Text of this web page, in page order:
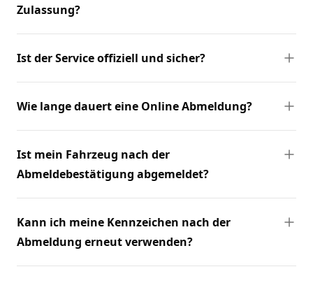
Zulassung?
Ist der Service offiziell und sicher?
Wie lange dauert eine Online Abmeldung?
Ist mein Fahrzeug nach der
Abmeldebestätigung abgemeldet?
Kann ich meine Kennzeichen nach der
Abmeldung erneut verwenden?